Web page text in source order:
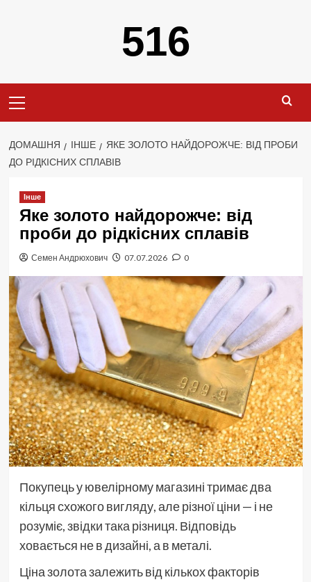
516
Menu
ДОМАШНЯ ІНШЕ
ЯКЕ ЗОЛОТО НАЙДОРОЖЧЕ: ВІД ПРОБИ
ДО РІДКІСНИХ СПЛАВІВ
Інше
Яке золото найдорожче: від
проби до рідкісних сплавів
Семен Андрюхович 07.07.2026 0
Покупець у ювелірному магазині тримає два
кільця схожого вигляду, але різної ціни — і не
розуміє, звідки така різниця. Відповідь
ховається не в дизайні, а в металі.
Ціна золота залежить від кількох факторів